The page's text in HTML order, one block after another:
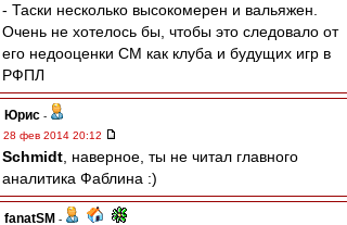
- Таски несколько высокомерен и вальяжен.
Очень не хотелось бы, чтобы это следовало от
его недооценки СМ как клуба и будущих игр в
РФПЛ
Юрис -
28 фев 2014 20:12
Schmidt , наверное, ты не читал главного
аналитика Фаблина :)
fanatSM -